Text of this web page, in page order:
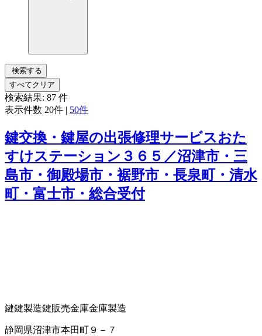
検索する
すべてクリア
検索結果: 87 件
表示件数 20件 | 50件
鍵交換・鍵屋の出張修理サービスおた
すけステーション３６５／沼津市・三
島市・御殿場市・裾野市・長泉町・清水
町・富士市・総合受付
鍵鍵製造鍵販売金庫金庫製造
静岡県沼津市本田町９－７